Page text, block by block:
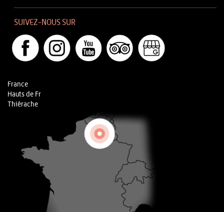
SUIVEZ-NOUS SUR
France
Hauts de Fr
Thiérache